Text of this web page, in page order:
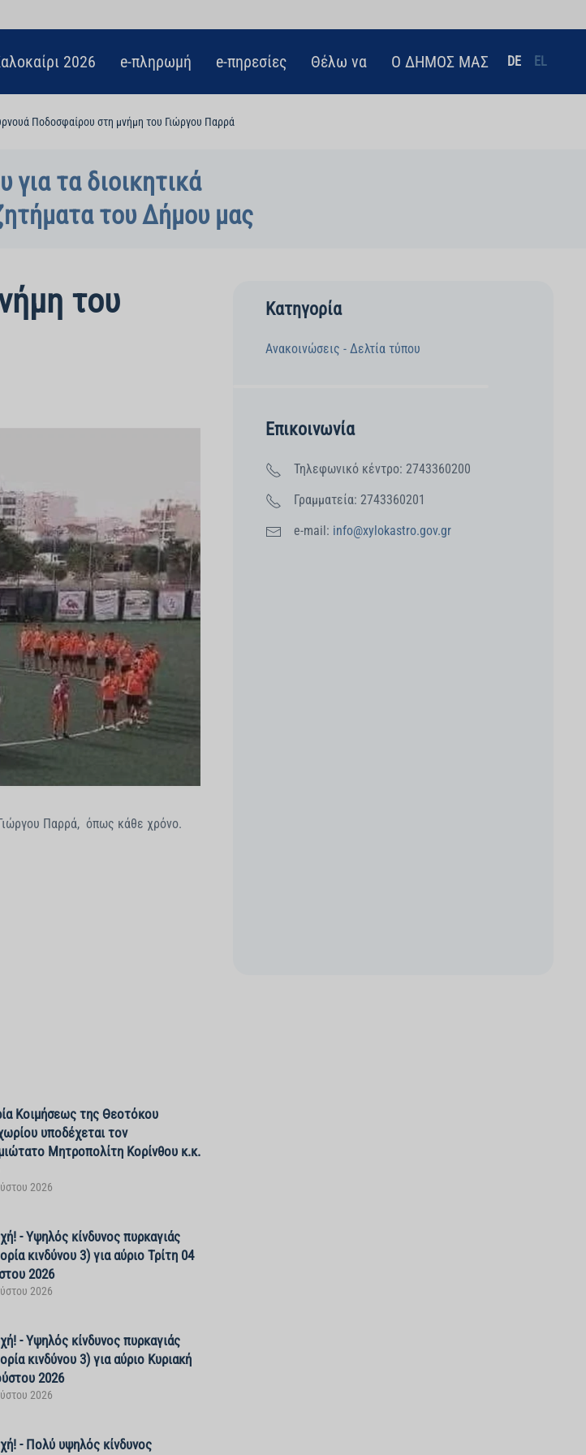
2026 e-πληρωμή e-πηρεσίες Θέλω να Ο ΔΗΜΟΣ ΜΑΣ DE EL
Ποδοσφαίρου στη μνήμη του Γιώργου Παρρά
τα διοικητικά
του Δήμου μας
του
Παρρά, όπως κάθε χρόνο.
Κατηγορία
Ανακοινώσεις - Δελτία τύπου
Επικοινωνία
Τηλεφωνικό κέντρο: 2743360200
Γραμματεία: 2743360201
e-mail: info@xylokastro.gov.gr
Κοιμήσεως της Θεοτόκου
υποδέχεται τον
Μητροπολίτη Κορίνθου κ.κ.
2026
- Υψηλός κίνδυνος πυρκαγιάς
κινδύνου 3) για αύριο Τρίτη 04
2026
2026
- Υψηλός κίνδυνος πυρκαγιάς
κινδύνου 3) για αύριο Κυριακή
2026
2026
- Πολύ υψηλός κίνδυνος